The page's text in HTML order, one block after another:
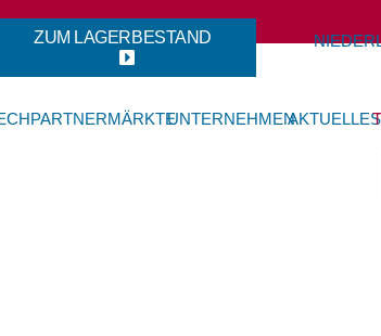
ZUM LAGERBESTAND
MÄRKTEUNTERNEHMENAKTUELLES